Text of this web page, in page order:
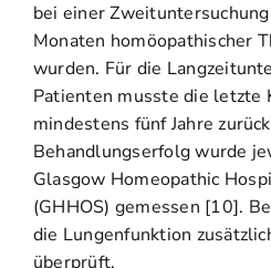
bei einer
Monaten homöopathischer
wurden. Für die
Patienten musste die letzte
mindestens fünf Jahre
Behandlungserfolg wurde
Glasgow Homeopathic
(GHHOS) gemessen [10].
die Lungenfunktion
überprüft.